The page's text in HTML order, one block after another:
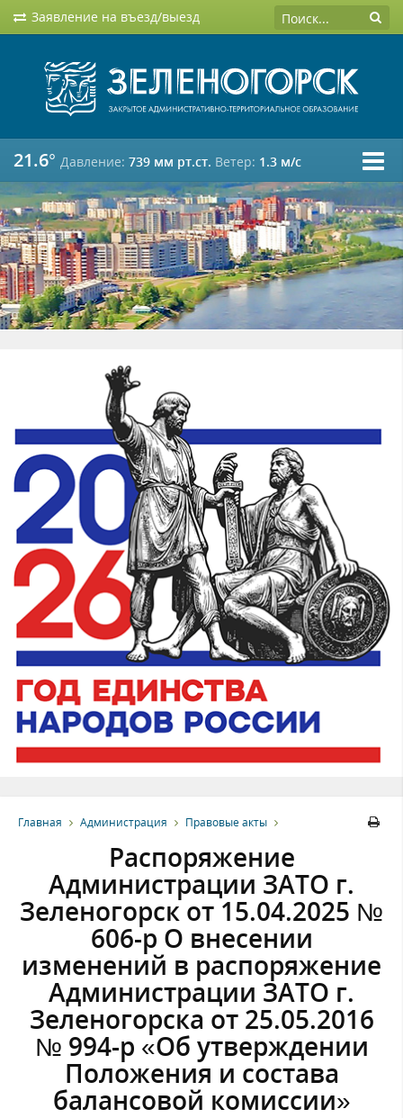
Заявление на въезд/выезд
21.6° Давление: 739 мм рт.ст. Ветер: 1.3 м/c
Главная Администрация Правовые акты
Распоряжение
Администрации ЗАТО г.
Зеленогорск от 15.04.2025 №
606-р О внесении
изменений в распоряжение
Администрации ЗАТО г.
Зеленогорска от 25.05.2016
№ 994-р «Об утверждении
Положения и состава
балансовой комиссии»